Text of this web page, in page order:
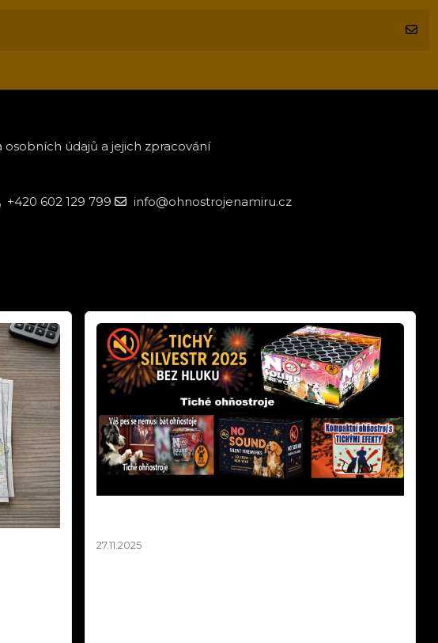
osobních údajů a jejich zpracování
+420 602 129 799
info@ohnostrojenamiru.cz
27.11.2025